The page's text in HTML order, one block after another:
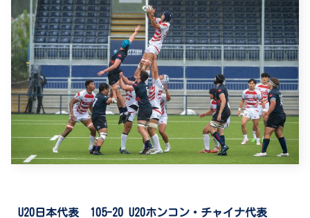
U20日本代表 105-20 U20ホンコン・チャイナ代表